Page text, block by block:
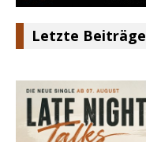
Letzte Beiträge